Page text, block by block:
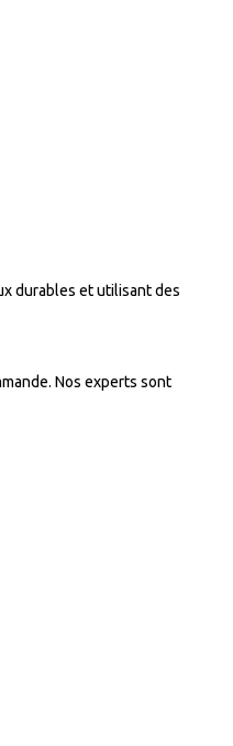
durables et utilisant des
Nos experts sont